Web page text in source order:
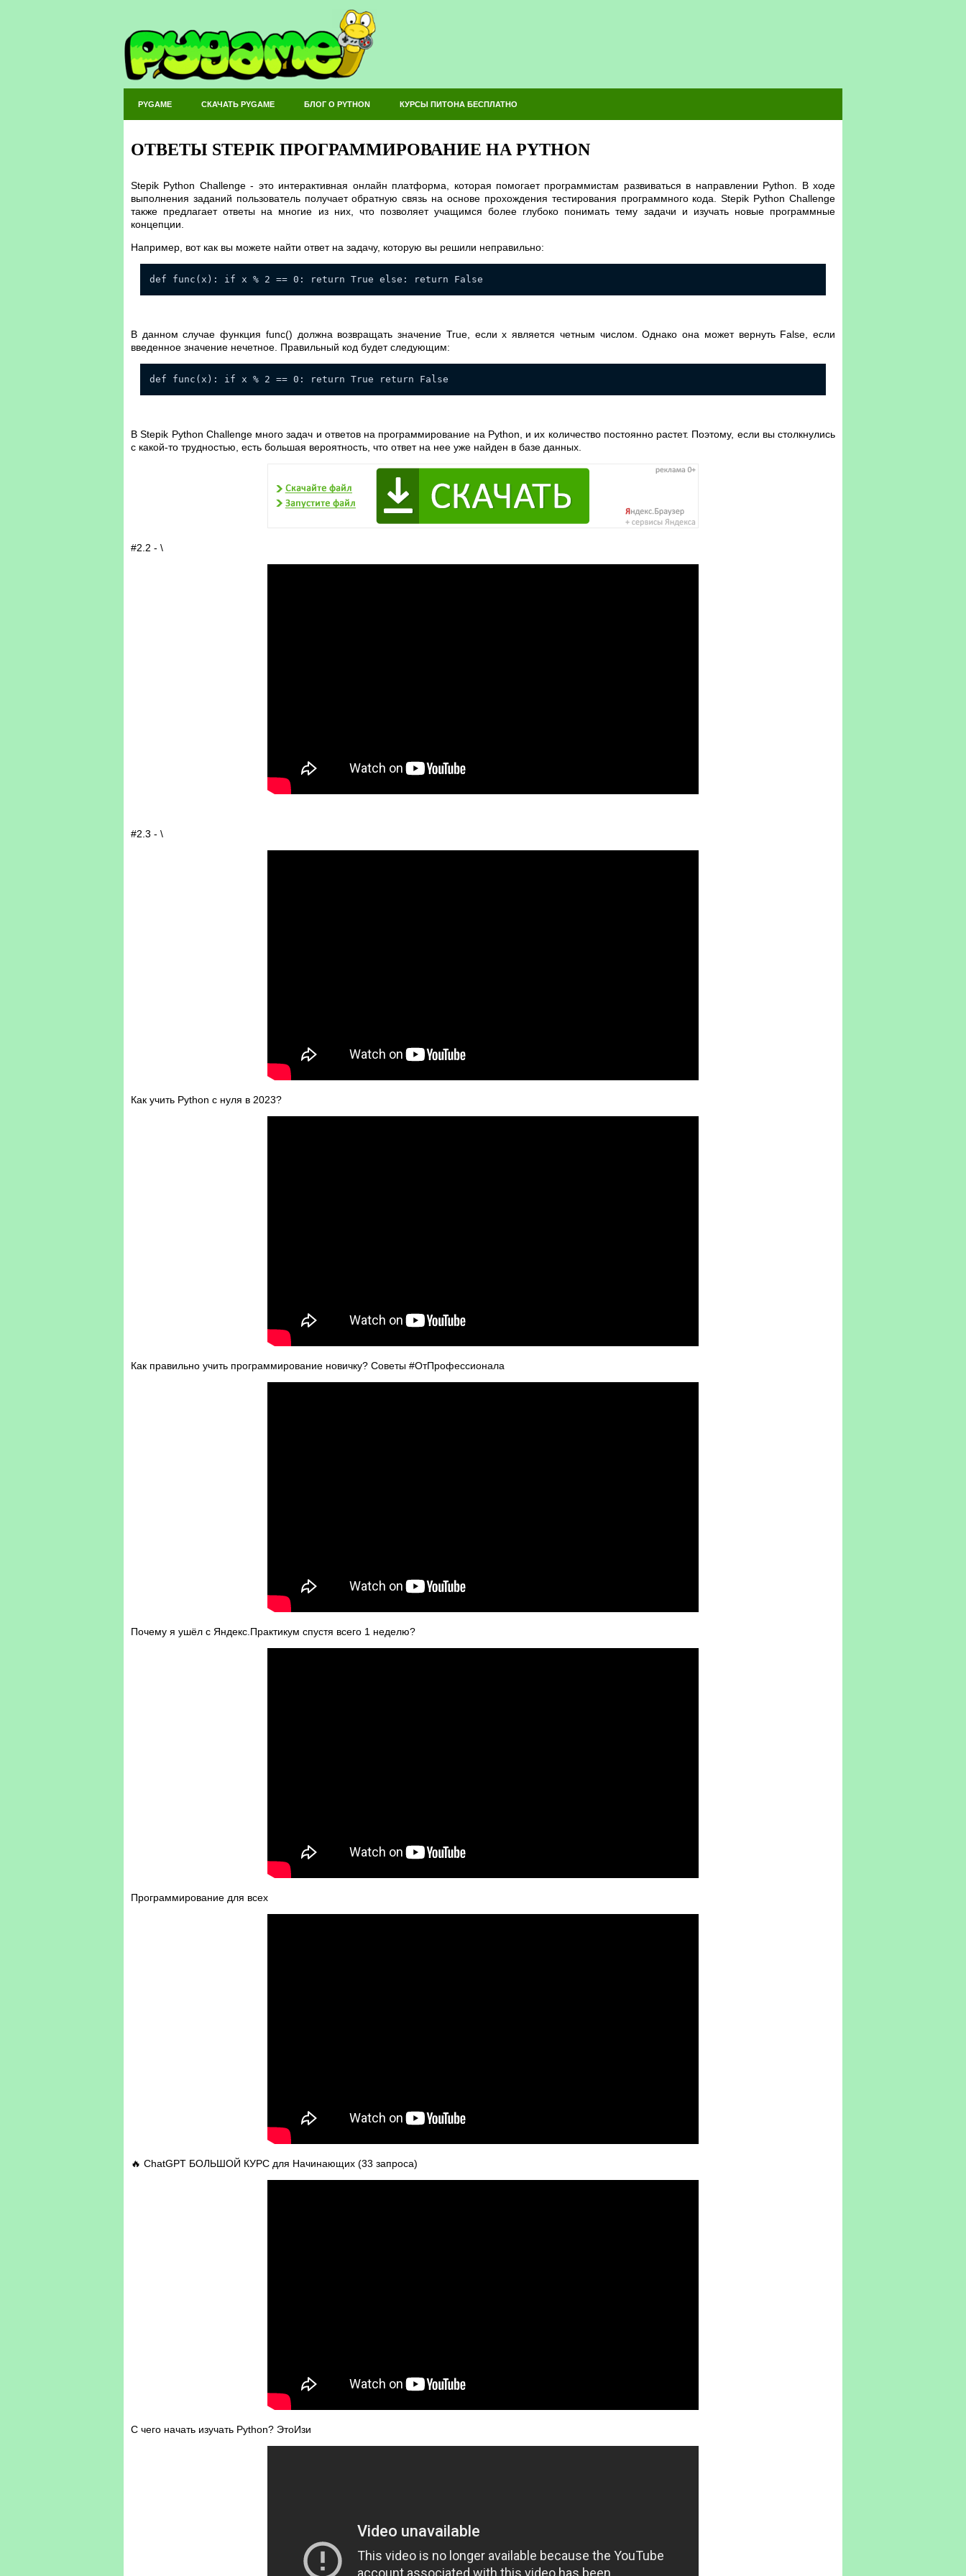
PYGAME СКАЧАТЬ PYGAME БЛОГ О PYTHON КУРСЫ ПИТОНА БЕСПЛАТНО
ОТВЕТЫ STEPIK ПРОГРАММИРОВАНИЕ НА PYTHON
Stepik Python Challenge - это интерактивная онлайн платформа, которая помогает программистам развиваться в направлении Python. В ходе
выполнения заданий пользователь получает обратную связь на основе прохождения тестирования программного кода. Stepik Python Challenge
также предлагает ответы на многие из них, что позволяет учащимся более глубоко понимать тему задачи и изучать новые программные
концепции.
Например, вот как вы можете найти ответ на задачу, которую вы решили неправильно:
def func(x): if x % 2 == 0: return True else: return False
В данном случае функция func() должна возвращать значение True, если x является четным числом. Однако она может вернуть False, если
введенное значение нечетное. Правильный код будет следующим:
def func(x): if x % 2 == 0: return True return False
В Stepik Python Challenge много задач и ответов на программирование на Python, и их количество постоянно растет. Поэтому, если вы столкнулись
с какой-то трудностью, есть большая вероятность, что ответ на нее уже найден в базе данных.
#2.2 - \
#2.3 - \
Как учить Python с нуля в 2023?
Как правильно учить программирование новичку? Советы #ОтПрофессионала
Почему я ушёл с Яндекс.Практикум спустя всего 1 неделю?
Программирование для всех
🔥 ChatGPT БОЛЬШОЙ КУРС для Начинающих (33 запроса)
С чего начать изучать Python? ЭтоИзи